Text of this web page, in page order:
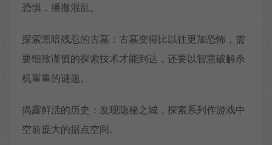
恐惧，播撒混乱。
探索黑暗残忍的古墓：古墓变得比以往更加恐怖，需
要细致谨慎的探索技术才能到达，还要以智慧破解杀
机重重的谜题。
揭露鲜活的历史：发现隐秘之城，探索系列作游戏中
空前庞大的据点空间。